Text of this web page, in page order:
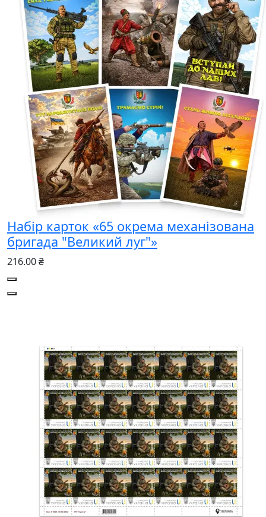
Набір карток «65 окрема механізована
бригада "Великий луг"»
216.00 ₴